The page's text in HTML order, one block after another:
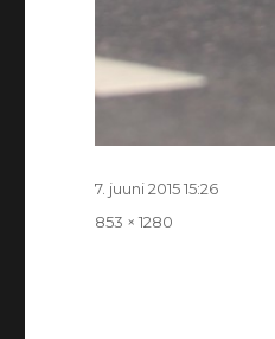
Postitatud
7. juuni 2015 15:26
Täissuurus
853 × 1280